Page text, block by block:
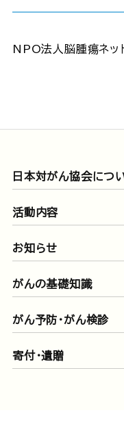
NPO法人脳腫瘍ネ
日本対がん協会につ
活動内容
お知らせ
がんの基礎知識
がん予防・がん検診
寄付・遺贈